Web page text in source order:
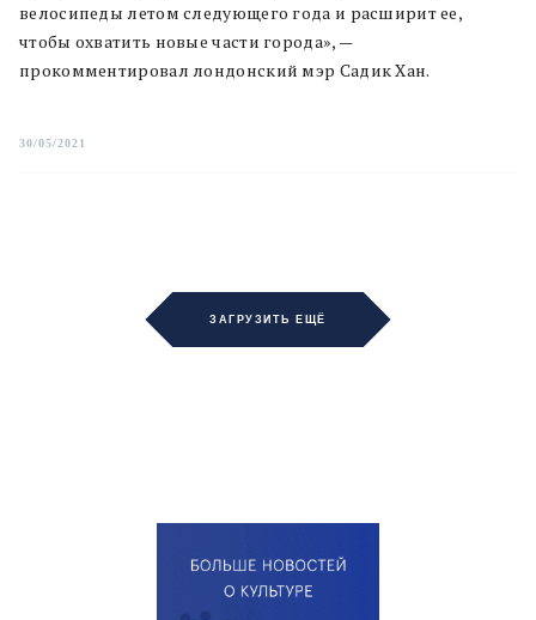
велосипеды летом следующего года и расширит ее,
чтобы охватить новые части города», —
прокомментировал лондонский мэр Садик Хан.
30/05/2021
ЗАГРУЗИТЬ ЕЩЁ